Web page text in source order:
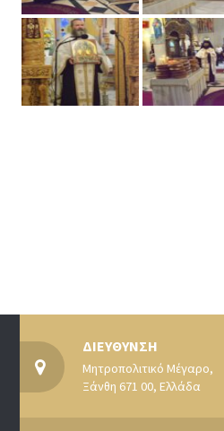
ΔΙΕΥΘΥΝΣΗ
Μητροπολιτικό Μέγαρο,
Ξάνθη 671 00, Ελλάδα